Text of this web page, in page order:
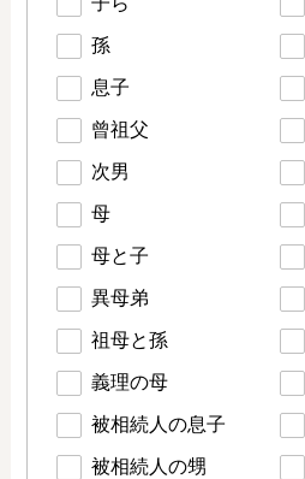
孫
息子
曾祖父
次男
母
母と子
異母弟
祖母と孫
義理の母
被相続人の息子
被相続人の甥